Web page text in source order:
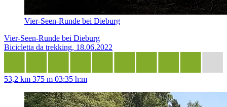
Vier-Seen-Runde bei Dieburg
Vier-Seen-Runde bei Dieburg
Bicicletta da trekking, 18.06.2022
53,2 km 375 m 03:35 h:m